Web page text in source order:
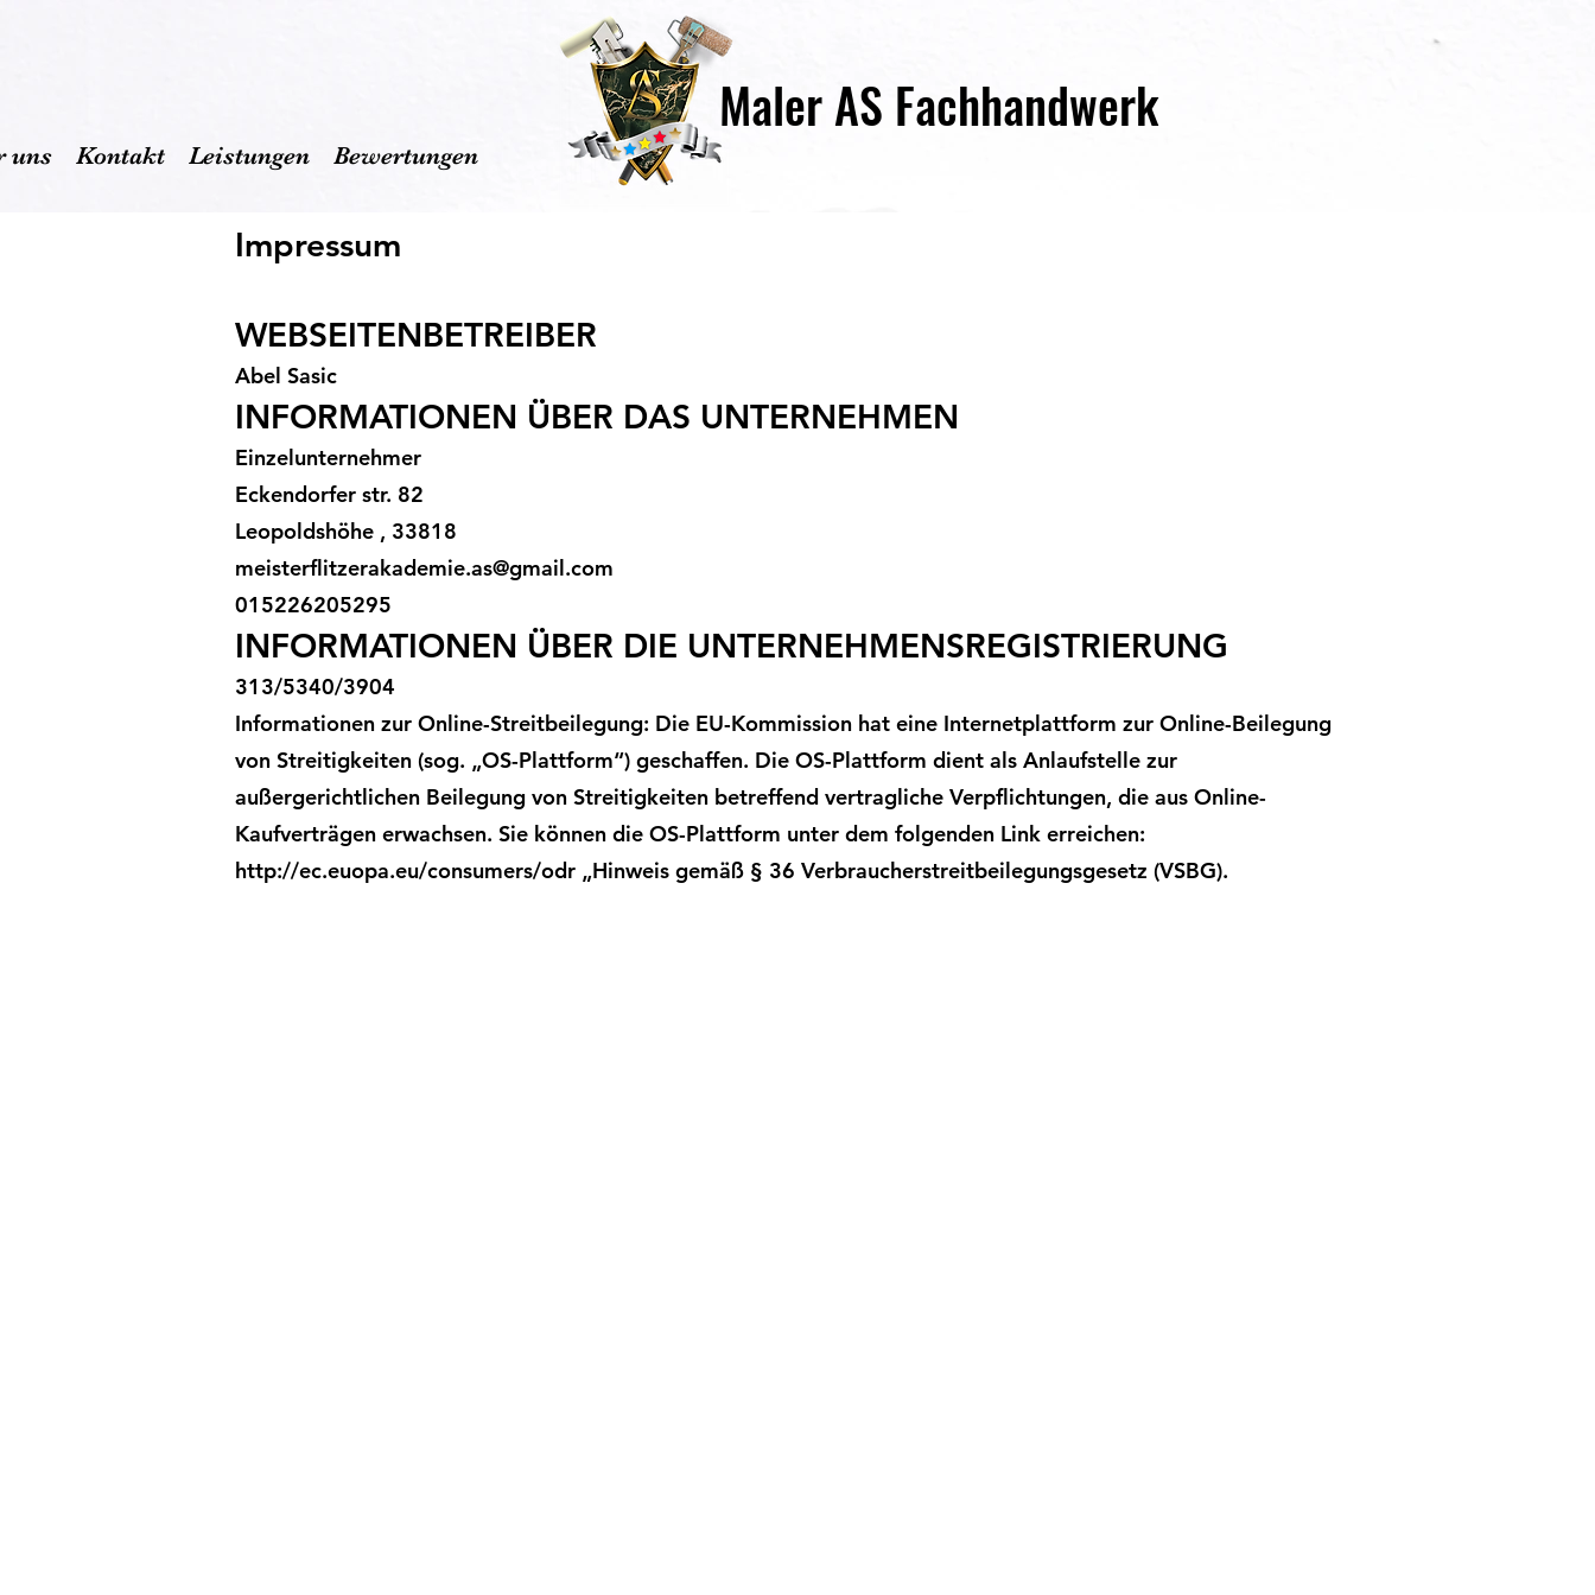
uns Kontakt Leistungen Bewertungen
Maler AS Fachhandwerk
Impressum
WEBSEITENBETREIBER
Abel Sasic
INFORMATIONEN ÜBER DAS UNTERNEHMEN
Einzelunternehmer
Eckendorfer str. 82
Leopoldshöhe , 33818
meisterflitzerakademie.as@gmail.com
015226205295
INFORMATIONEN ÜBER DIE UNTERNEHMENSREGISTRIERUNG
313/5340/3904
Informationen zur Online-Streitbeilegung: Die EU-Kommission hat eine Internetplattform zur Online-Beilegung
von Streitigkeiten (sog. „OS-Plattform“) geschaffen. Die OS-Plattform dient als Anlaufstelle zur
außergerichtlichen Beilegung von Streitigkeiten betreffend vertragliche Verpflichtungen, die aus Online-
Kaufverträgen erwachsen. Sie können die OS-Plattform unter dem folgenden Link erreichen:
http://ec.euopa.eu/consumers/odr „Hinweis gemäß § 36 Verbraucherstreitbeilegungsgesetz (VSBG).